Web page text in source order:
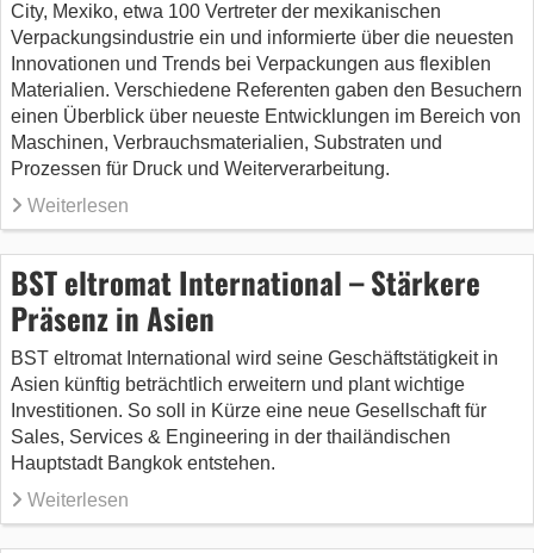
City, Mexiko, etwa 100 Vertreter der mexikanischen
Verpackungsindustrie ein und informierte über die neuesten
Innovationen und Trends bei Verpackungen aus flexiblen
Materialien. Verschiedene Referenten gaben den Besuchern
einen Überblick über neueste Entwicklungen im Bereich von
Maschinen, Verbrauchsmaterialien, Substraten und
Prozessen für Druck und Weiterverarbeitung.
Weiterlesen
BST eltromat International – Stärkere
Präsenz in Asien
BST eltromat International wird seine Geschäftstätigkeit in
Asien künftig beträchtlich erweitern und plant wichtige
Investitionen. So soll in Kürze eine neue Gesellschaft für
Sales, Services & Engineering in der thailändischen
Hauptstadt Bangkok entstehen.
Weiterlesen